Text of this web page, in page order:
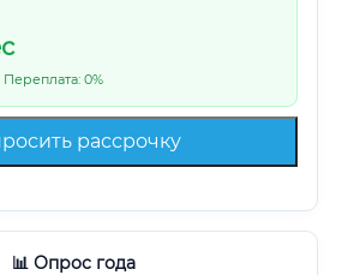
0%
рассрочку
📊 Опрос года